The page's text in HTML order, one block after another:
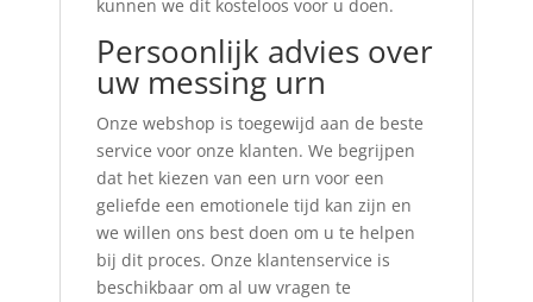
kunnen we dit kosteloos voor u doen.
Persoonlijk advies over
uw messing urn
Onze webshop is toegewijd aan de beste
service voor onze klanten. We begrijpen
dat het kiezen van een urn voor een
geliefde een emotionele tijd kan zijn en
we willen ons best doen om u te helpen
bij dit proces. Onze klantenservice is
beschikbaar om al uw vragen te